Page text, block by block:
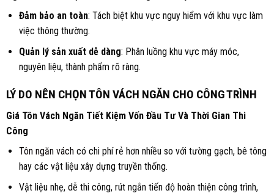
Đảm bảo an toàn: Tách biệt khu vực nguy hiểm với khu vực làm
việc thông thường.
Quản lý sản xuất dễ dàng: Phân luồng khu vực máy móc,
nguyên liệu, thành phẩm rõ ràng.
LÝ DO NÊN CHỌN TÔN VÁCH NGĂN CHO CÔNG TRÌNH
Giá Tôn Vách Ngăn Tiết Kiệm Vốn Đầu Tư Và Thời Gian Thi
Công
Tôn ngăn váchcó chi phí rẻ hơn nhiều so với tường gạch, bê tông
hay các vật liệu xây dựng truyền thống.
Vật liệu nhẹ, dễ thi công, rút ngắn tiến độ hoàn thiện công trình,